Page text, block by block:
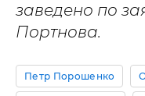
заведено по
Портнова.
Петр Порошенко